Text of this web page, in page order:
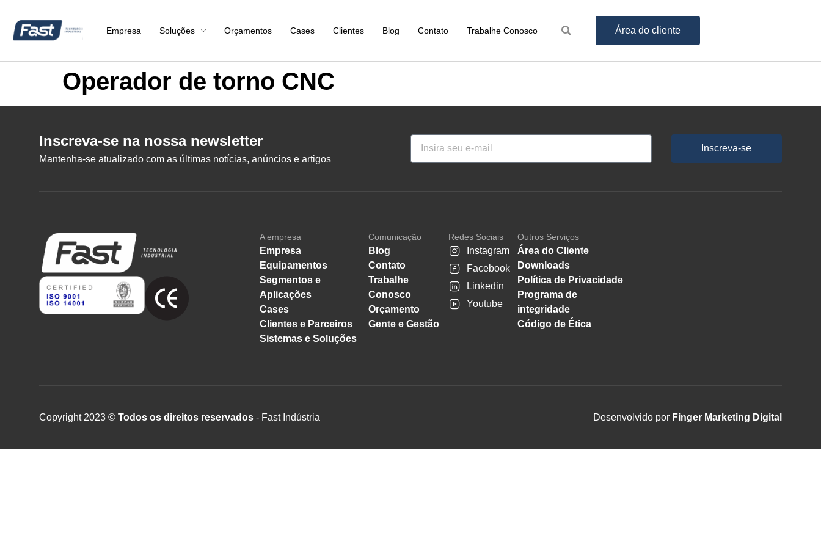
Empresa Soluções Orçamentos Cases Clientes Blog Contato Trabalhe Conosco Área do cliente
Operador de torno CNC
Inscreva-se na nossa newsletter
Mantenha-se atualizado com as últimas notícias, anúncios e artigos
Inscreva-se
A empresa
Empresa
Equipamentos
Segmentos e
Aplicações
Cases
Clientes e Parceiros
Sistemas e Soluções
Comunicação
Blog
Contato
Trabalhe
Conosco
Orçamento
Gente e Gestão
Redes Sociais
Instagram
Facebook
Linkedin
Youtube
Outros Serviços
Área do Cliente
Downloads
Política de Privacidade
Programa de
integridade
Código de Ética
Copyright 2023 © Todos os direitos reservados - Fast Indústria Desenvolvido por Finger Marketing Digital